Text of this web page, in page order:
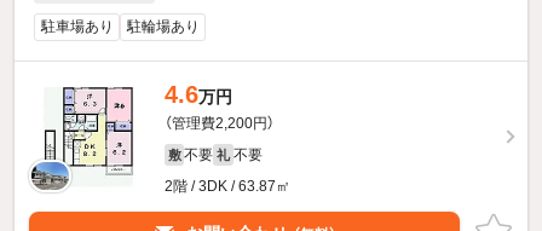
駐車場あり 駐輪場あり
4.6万円
（管理費2,200円）
敷 不要 礼 不要
2階 / 3DK / 63.87㎡